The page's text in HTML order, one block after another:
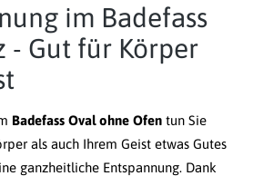
im Badefass
- Gut für Körper
Badefass Oval ohne Ofen tun Sie
als auch Ihrem Geist etwas Gutes
ganzheitliche Entspannung. Dank